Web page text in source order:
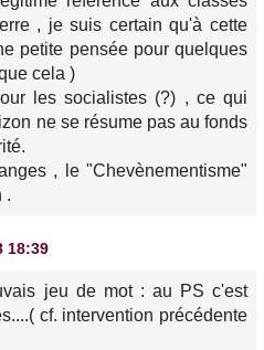
, je suis certain qu'à cette
petite pensée pour quelques
cela )
les socialistes (?) , ce qui
ne se résume pas au fonds
, le "Chevènementisme"
.
18:39
jeu de mot : au PS c'est
cf. intervention précédente